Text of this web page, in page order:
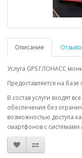
Описание
Услуга GPS ГЛОНАСС
Предоставляется на
В состав услуги входят
обеспечения без
возможностью доступа
смартфонов с